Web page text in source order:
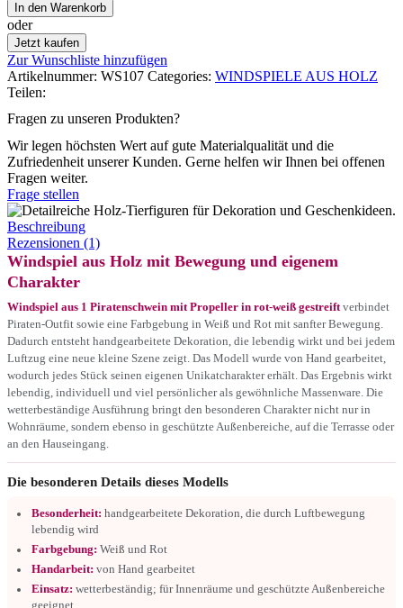
In den Warenkorb
oder
Jetzt kaufen
Zur Wunschliste hinzufügen
Artikelnummer: WS107 Categories: WINDSPIELE AUS HOLZ
Teilen:
Fragen zu unseren Produkten?
Wir legen höchsten Wert auf gute Materialqualität und die
Zufriedenheit unserer Kunden. Gerne helfen wir Ihnen bei offenen
Fragen weiter.
Frage stellen
Beschreibung
Rezensionen (1)
Windspiel aus Holz mit Bewegung und eigenem
Charakter
Windspiel aus 1 Piratenschwein mit Propeller in rot-weiß gestreift verbindet
Piraten-Outfit sowie eine Farbgebung in Weiß und Rot mit sanfter Bewegung.
Dadurch entsteht handgearbeitete Dekoration, die lebendig wirkt und bei jedem
Luftzug eine neue kleine Szene zeigt. Das Modell wurde von Hand gearbeitet,
wodurch jedes Stück seinen eigenen Unikatcharakter erhält. Das Ergebnis wirkt
lebendig, individuell und viel persönlicher als gewöhnliche Massenware. Die
wetterbeständige Ausführung bringt den besonderen Charakter nicht nur in
Wohnräume, sondern ebenso in geschützte Außenbereiche, auf die Terrasse oder
an den Hauseingang.
Die besonderen Details dieses Modells
Besonderheit: handgearbeitete Dekoration, die durch Luftbewegung
lebendig wird
Farbgebung: Weiß und Rot
Handarbeit: von Hand gearbeitet
Einsatz: wetterbeständig; für Innenräume und geschützte Außenbereiche
geeignet